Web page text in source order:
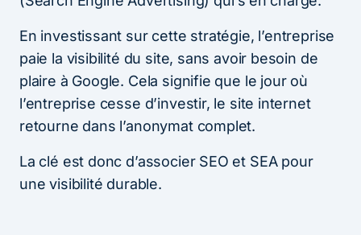
En investissant sur cette stratégie, l’entreprise
paie la visibilité du site, sans avoir besoin de
plaire à Google. Cela signifie que le jour où
l’entreprise cesse d’investir, le site internet
retourne dans l’anonymat complet.
La clé est donc d’associer SEO et SEA pour
une visibilité durable.